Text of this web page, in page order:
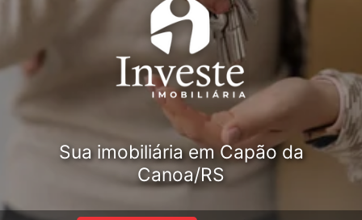
Sua imobiliária em Capão da
Canoa/RS